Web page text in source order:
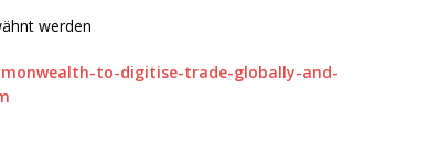
werden
to-digitise-trade-globally-and-